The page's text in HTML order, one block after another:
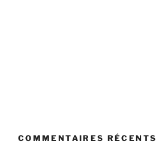
COMMENTAIRES RÉCENTS